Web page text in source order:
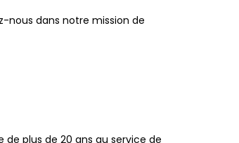
nous dans notre mission de
plus de 20 ans au service de